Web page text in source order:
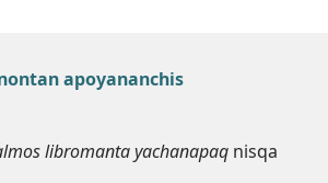
apoyananchis
libromanta yachanapaq nisqa